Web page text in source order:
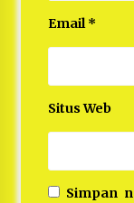
Email*
Situs Web
Simpan